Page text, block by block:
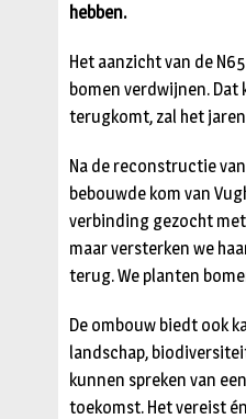
hebben.
Het aanzicht van de
bomen verdwijnen.
terugkomt, zal het
Na de reconstructie
bebouwde kom van
verbinding gezocht
maar versterken we
terug. We planten
De ombouw biedt ook
landschap,
kunnen spreken van
toekomst. Het vereist